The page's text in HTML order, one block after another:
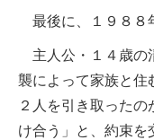
最後に、１９８８
主人公・１４歳の
襲によって家族と住
２人を引き取った
け合う」と、約束を